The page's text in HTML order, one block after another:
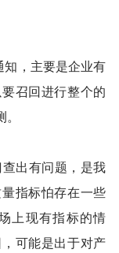
知，主要是企业有
召回进行整个的
出有问题，是我
指标怕存在一些
上现有指标的情
可能是出于对产